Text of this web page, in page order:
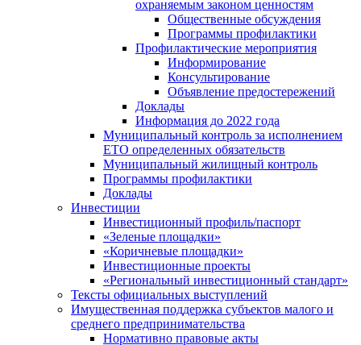
охраняемым законом ценностям
Общественные обсуждения
Программы профилактики
Профилактические мероприятия
Информирование
Консультирование
Объявление предостережений
Доклады
Информация до 2022 года
Муниципальный контроль за исполнением
ЕТО определенных обязательств
Муниципальный жилищный контроль
Программы профилактики
Доклады
Инвестиции
Инвестиционный профиль/паспорт
«Зеленые площадки»
«Коричневые площадки»
Инвестиционные проекты
«Региональный инвестиционный стандарт»
Тексты официальных выступлений
Имущественная поддержка субъектов малого и
среднего предпринимательства
Нормативно правовые акты